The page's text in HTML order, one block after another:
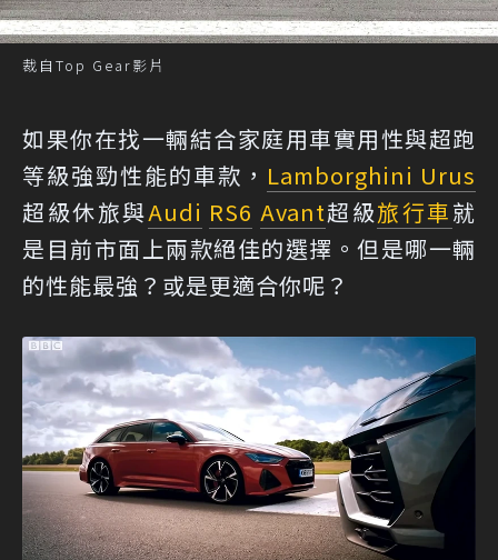
裁自Top Gear影片
如果你在找一輛結合家庭用車實用性與超跑
等級強勁性能的車款， Lamborghini Urus
超級休旅與Audi RS6 Avant超級旅行車就
是目前市面上兩款絕佳的選擇。但是哪一輛
的性能最強？或是更適合你呢？